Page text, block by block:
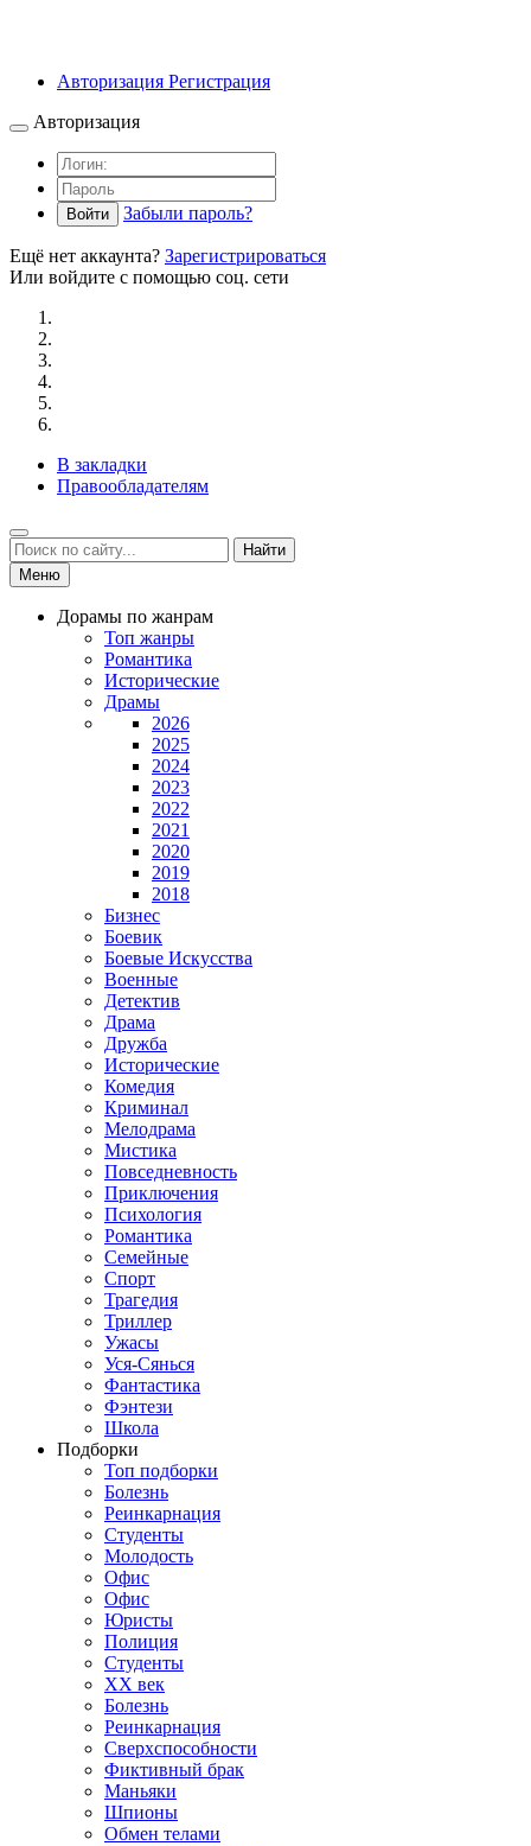
Авторизация Регистрация
Авторизация
Войти Забыли пароль?
Ещё нет аккаунта? Зарегистрироваться
Или войдите с помощью соц. сети
В закладки
Правообладателям
Найти
Меню
Дорамы по жанрам
Топ жанры
Романтика
Исторические
Драмы
2026
2025
2024
2023
2022
2021
2020
2019
2018
Бизнес
Боевик
Боевые Искусства
Военные
Детектив
Драма
Дружба
Исторические
Комедия
Криминал
Мелодрама
Мистика
Повседневность
Приключения
Психология
Романтика
Семейные
Спорт
Трагедия
Триллер
Ужасы
Уся-Сянься
Фантастика
Фэнтези
Школа
Подборки
Топ подборки
Болезнь
Реинкарнация
Студенты
Молодость
Офис
Офис
Юристы
Полиция
Студенты
ХХ век
Болезнь
Реинкарнация
Сверхспособности
Фиктивный брак
Маньяки
Шпионы
Обмен телами